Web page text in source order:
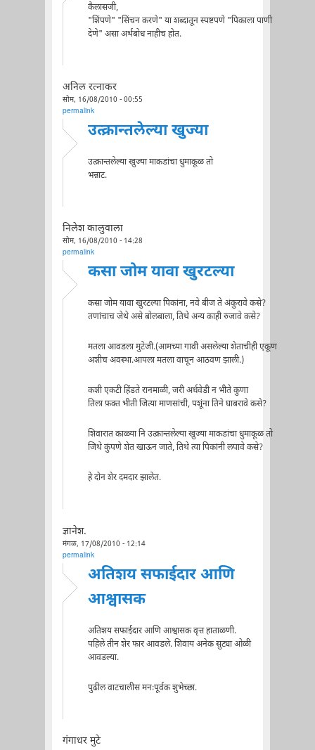
कैलासजी,
"शिंपणे" "सिंचन करणे" या शब्दातून स्पष्टपणे "पिकाला पाणी
देणे" असा अर्थबोध नाहीच होत.
अनिल रत्नाकर
सोम, 16/08/2010 - 00:55
permalink
उत्क्रान्तलेल्या खुज्या
उत्क्रान्तलेल्या खुज्या माकडांचा धुमाकूळ तो
भन्नाट.
निलेश कालुवाला
सोम, 16/08/2010 - 14:28
permalink
कसा जोम यावा खुरटल्या
कसा जोम यावा खुरटल्या पिकांना, नवे बीज ते अंकुरावे कसे?
तणांचाच जेथे असे बोलबाला, तिथे अन्य काही रुजावे कसे?
मतला आवडला मुटेजी.(आमच्या गावी असलेल्या शेताचीही एकूण
अशीच अवस्था.आपला मतला वाचून आठवण झाली.)
कशी एकटी हिंडते रानमाळी, जरी अर्धवेडी न भीते कुणा
तिला फ़क्त भीती जित्या माणसांची, पशूंना तिने घाबरावे कसे?
शिवारात काळ्या नि उत्क्रान्तलेल्या खुज्या माकडांचा धुमाकूळ तो
जिथे कुंपणे शेत खाऊन जाते, तिथे त्या पिकांनी लपावे कसे?
हे दोन शेर दमदार झालेत.
ज्ञानेश.
मंगळ, 17/08/2010 - 12:14
permalink
अतिशय सफाईदार आणि
आश्वासक
अतिशय सफाईदार आणि आश्वासक वृत्त हाताळणी.
पहिले तीन शेर फार आवडले. शिवाय अनेक सुट्या ओळी
आवडल्या.
पुढील वाटचालीस मनःपूर्वक शुभेच्छा.
गंगाधर मुटे